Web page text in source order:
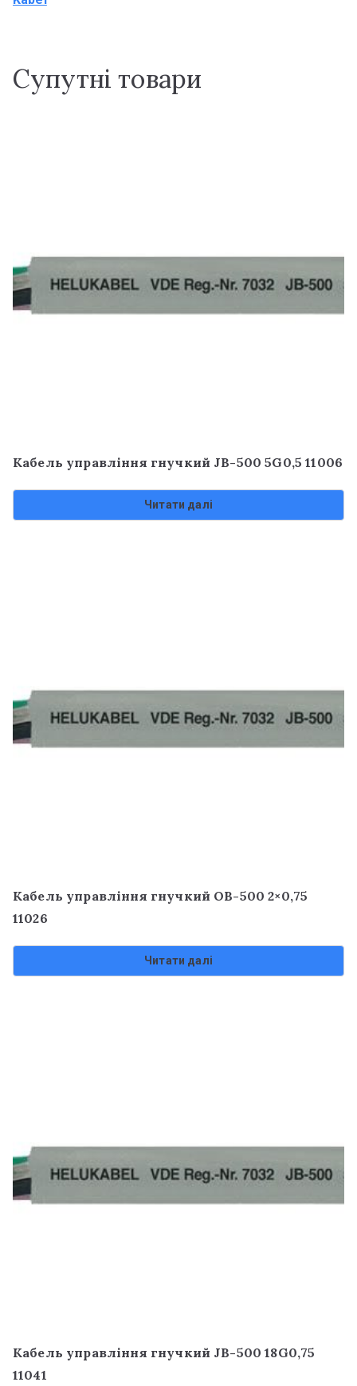
Супутні товари
Кабель управління гнучкий JB-500 5G0,5 11006
Читати далі
Кабель управління гнучкий OB-500 2×0,75
11026
Читати далі
Кабель управління гнучкий JB-500 18G0,75
11041